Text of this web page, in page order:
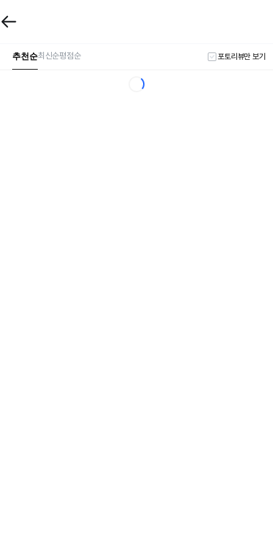
추천순최신순평점순 포토리뷰만 보기